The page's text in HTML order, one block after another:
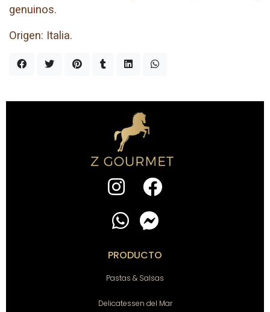
genuinos.
Origen: Italia.
PRODUCTO
Pastas & Salsas
Delicatessen del Mar